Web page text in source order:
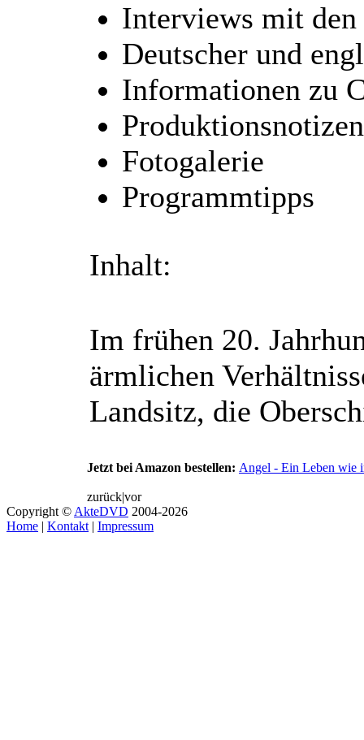
Interviews mit
Deutscher und
Informationen zu
Produktionsnotizen
Fotogalerie
Programmtipps
Inhalt:
Im frühen 20.
ärmlichen
Landsitz, die
Jetzt bei Amazon bestellen: Angel - Ein Leben
zurück|vor
Copyright © AkteDVD 2004-2026
Home | Kontakt | Impressum